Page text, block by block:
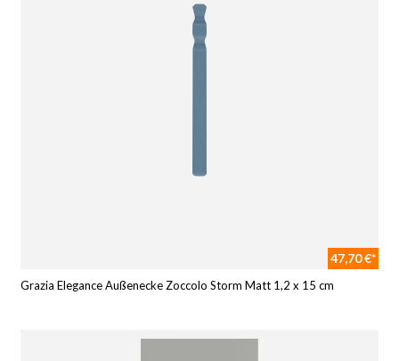
47,70 €*
Grazia Elegance Außenecke Zoccolo Storm Matt 1,2 x 15 cm